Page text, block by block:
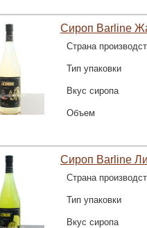
Сироп Barline
Страна
Тип упаковки
Вкус сиропа
Объем
Сироп Barline
Страна
Тип упаковки
Вкус сиропа